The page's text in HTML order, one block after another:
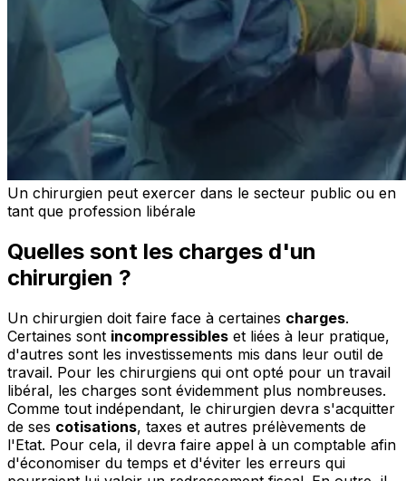
Un chirurgien peut exercer dans le secteur public ou en
tant que profession libérale
Quelles sont les charges d'un
chirurgien ?
Un chirurgien doit faire face à certaines charges.
Certaines sont incompressibles et liées à leur pratique,
d'autres sont les investissements mis dans leur outil de
travail. Pour les chirurgiens qui ont opté pour un travail
libéral, les charges sont évidemment plus nombreuses.
Comme tout indépendant, le chirurgien devra s'acquitter
de ses cotisations, taxes et autres prélèvements de
l'Etat. Pour cela, il devra faire appel à un comptable afin
d'économiser du temps et d'éviter les erreurs qui